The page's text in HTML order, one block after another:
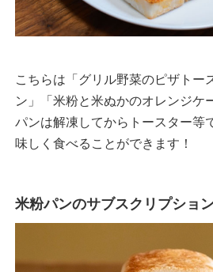
こちらは「グリル野菜のピザトー
ン」「米粉と米ぬかのオレンジケ
パンは解凍してからトースター等
味しく食べることができます！
米粉パンのサブスクリプショ